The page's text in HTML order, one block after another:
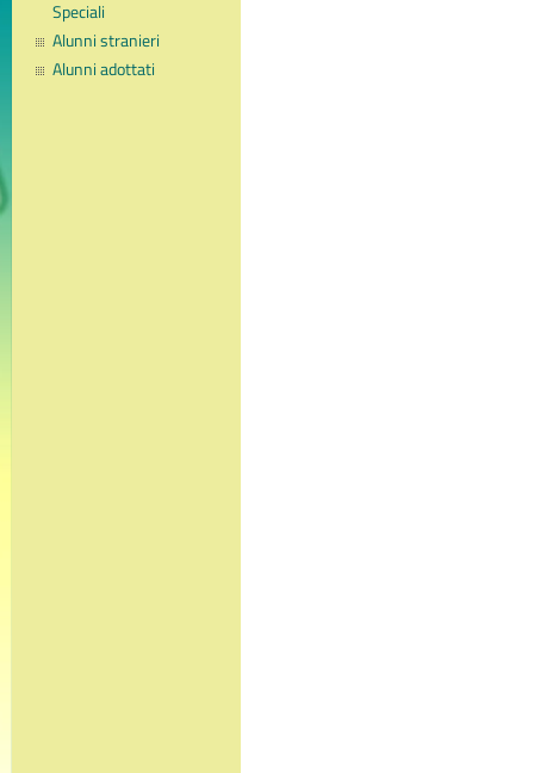
Speciali
Alunni stranieri
Alunni adottati